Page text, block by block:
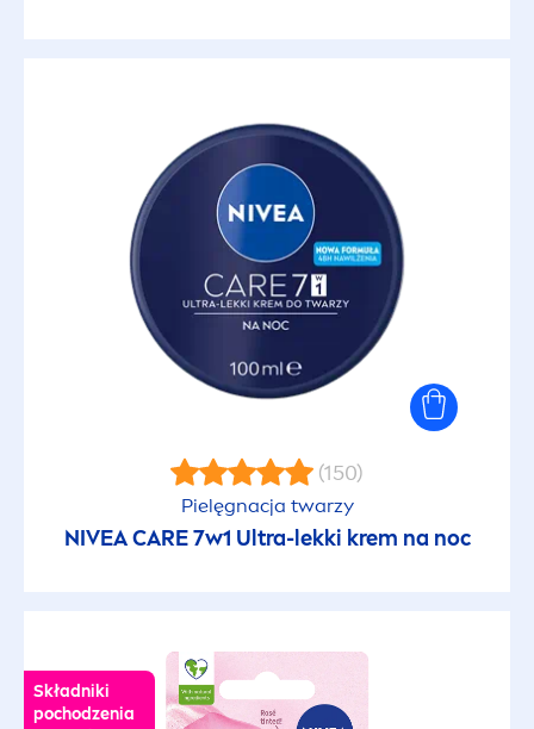
Kosmetyki do twarzy dla mężczyzn
Kosmetyki do włosów dla mężczyzn
Kosmetyki męskie do ciała
Kremy do rąk
Kremy pod oczy
Mycie ciała
Oczyszczanie twarzy
(150)
Pielęgnacja twarzy
NIVEA CARE7w1 Ultra-lekki krem na noc
Składniki
pochodzenia